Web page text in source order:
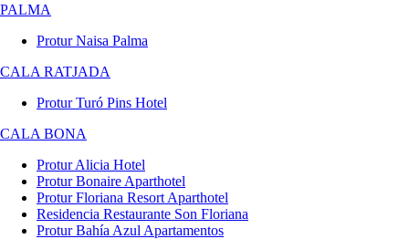
PALMA
Protur Naisa Palma
CALA RATJADA
Protur Turó Pins Hotel
CALA BONA
Protur Alicia Hotel
Protur Bonaire Aparthotel
Protur Floriana Resort Aparthotel
Residencia Restaurante Son Floriana
Protur Bahía Azul Apartamentos